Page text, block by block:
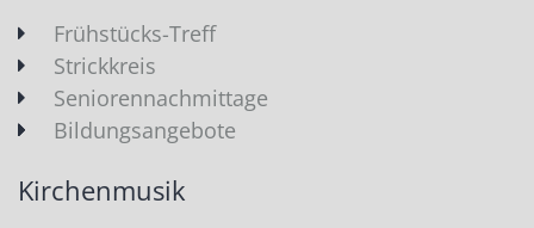
Frühstücks-Treff
Strickkreis
Seniorennachmittage
Bildungsangebote
Kirchenmusik